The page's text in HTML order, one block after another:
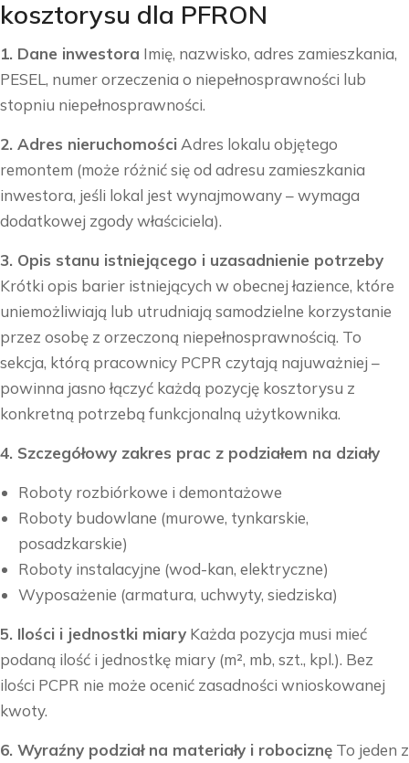
kosztorysu dla PFRON
1. Dane inwestora Imię, nazwisko, adres zamieszkania,
PESEL, numer orzeczenia o niepełnosprawności lub
stopniu niepełnosprawności.
2. Adres nieruchomości Adres lokalu objętego
remontem (może różnić się od adresu zamieszkania
inwestora, jeśli lokal jest wynajmowany – wymaga
dodatkowej zgody właściciela).
3. Opis stanu istniejącego i uzasadnienie potrzeby
Krótki opis barier istniejących w obecnej łazience, które
uniemożliwiają lub utrudniają samodzielne korzystanie
przez osobę z orzeczoną niepełnosprawnością. To
sekcja, którą pracownicy PCPR czytają najuważniej –
powinna jasno łączyć każdą pozycję kosztorysu z
konkretną potrzebą funkcjonalną użytkownika.
4. Szczegółowy zakres prac z podziałem na działy
Roboty rozbiórkowe i demontażowe
Roboty budowlane (murowe, tynkarskie,
posadzkarskie)
Roboty instalacyjne (wod-kan, elektryczne)
Wyposażenie (armatura, uchwyty, siedziska)
5. Ilości i jednostki miary Każda pozycja musi mieć
podaną ilość i jednostkę miary (m², mb, szt., kpl.). Bez
ilości PCPR nie może ocenić zasadności wnioskowanej
kwoty.
6. Wyraźny podział na materiały i robociznę To jeden z